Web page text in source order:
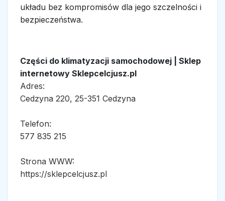
układu bez kompromisów dla jego szczelności i
bezpieczeństwa.
Części do klimatyzacji samochodowej | Sklep
internetowy Sklepcelcjusz.pl
Adres:
Cedzyna 220, 25-351 Cedzyna
Telefon:
577 835 215
Strona WWW:
https://sklepcelcjusz.pl